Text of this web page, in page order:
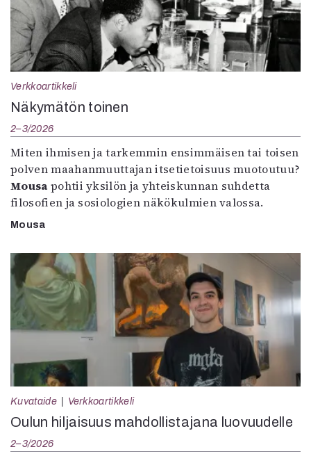
Verkkoartikkeli
Näkymätön toinen
2–3/2026
Miten ihmisen ja tarkemmin ensimmäisen tai toisen
polven maahanmuuttajan itsetietoisuus muotoutuu?
Mousa pohtii yksilön ja yhteiskunnan suhdetta
filosofien ja sosiologien näkökulmien valossa.
Mousa
Kuvataide Verkkoartikkeli
Oulun hiljaisuus mahdollistajana luovuudelle
2–3/2026